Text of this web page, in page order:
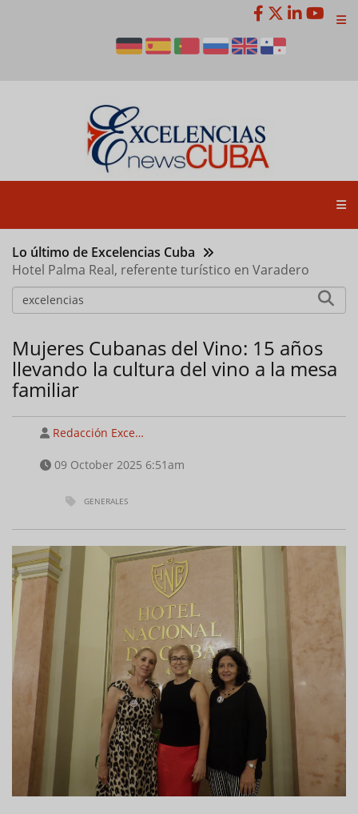
Lo último de Excelencias Cuba
Hotel Palma Real, referente turístico en Varadero
Mujeres Cubanas del Vino: 15 años
llevando la cultura del vino a la mesa
familiar
Redacción Exce…
09 October 2025 6:51am
GENERALES